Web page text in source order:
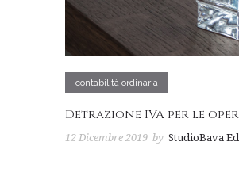
contabilità ordinaria
Detrazione IVA per le
12 Dicembre 2019 by StudioBava